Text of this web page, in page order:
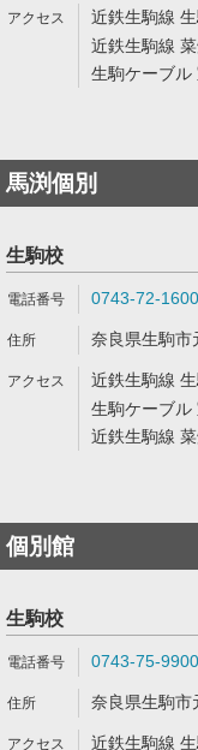
近鉄生駒線
近鉄生駒線
生駒ケーブル
馬渕個別
生駒校
0743-72-1600
奈良県生駒市
近鉄生駒線
生駒ケーブル
近鉄生駒線
個別館
生駒校
0743-75-9900
奈良県生駒市
近鉄生駒線